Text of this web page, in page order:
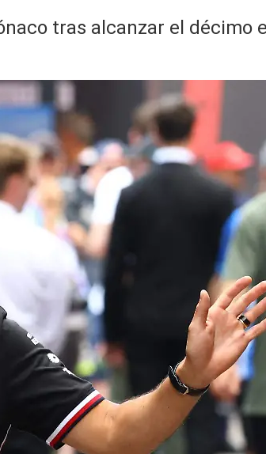
tras alcanzar el décimo